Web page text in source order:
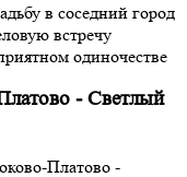
в соседний город
встречу
одиночестве
- Светлый
Платово -